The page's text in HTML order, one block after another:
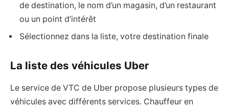
de destination, le nom d’un magasin, d’un restaurant
ou un point d’intérêt
Sélectionnez dans la liste, votre destination finale
La liste des véhicules Uber
Le service de VTC de Uber propose plusieurs types de
véhicules avec différents services. Chauffeur en